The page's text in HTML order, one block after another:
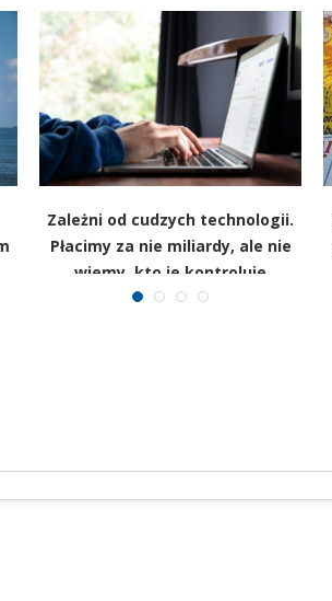
Zależni od cudzych technologii.
Płacimy za nie miliardy, ale nie
wiemy, kto je kontroluje